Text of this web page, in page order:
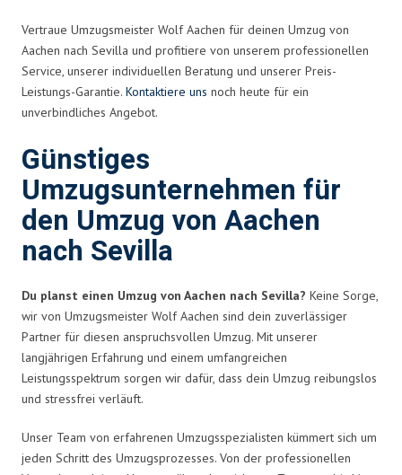
Vertraue Umzugsmeister Wolf Aachen für deinen Umzug von
Aachen nach Sevilla und profitiere von unserem professionellen
Service, unserer individuellen Beratung und unserer Preis-
Leistungs-Garantie. Kontaktiere uns noch heute für ein
unverbindliches Angebot.
Günstiges
Umzugsunternehmen für
den Umzug von Aachen
nach Sevilla
Du planst einen Umzug von Aachen nach Sevilla? Keine Sorge,
wir von Umzugsmeister Wolf Aachen sind dein zuverlässiger
Partner für diesen anspruchsvollen Umzug. Mit unserer
langjährigen Erfahrung und einem umfangreichen
Leistungsspektrum sorgen wir dafür, dass dein Umzug reibungslos
und stressfrei verläuft.
Unser Team von erfahrenen Umzugsspezialisten kümmert sich um
jeden Schritt des Umzugsprozesses. Von der professionellen